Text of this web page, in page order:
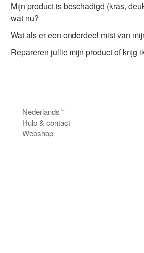
Mijn product is beschadigd (kras,
wat nu?
Wat als er een onderdeel mist van
Repareren jullie mijn product of krijg
Nederlands
Hulp & contact
Webshop